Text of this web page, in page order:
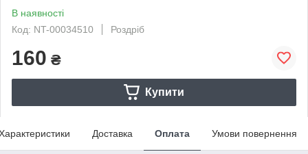
В наявності
Код: NT-00034510
Роздріб
160 ₴
Купити
Доставка Оплата Умови повернення